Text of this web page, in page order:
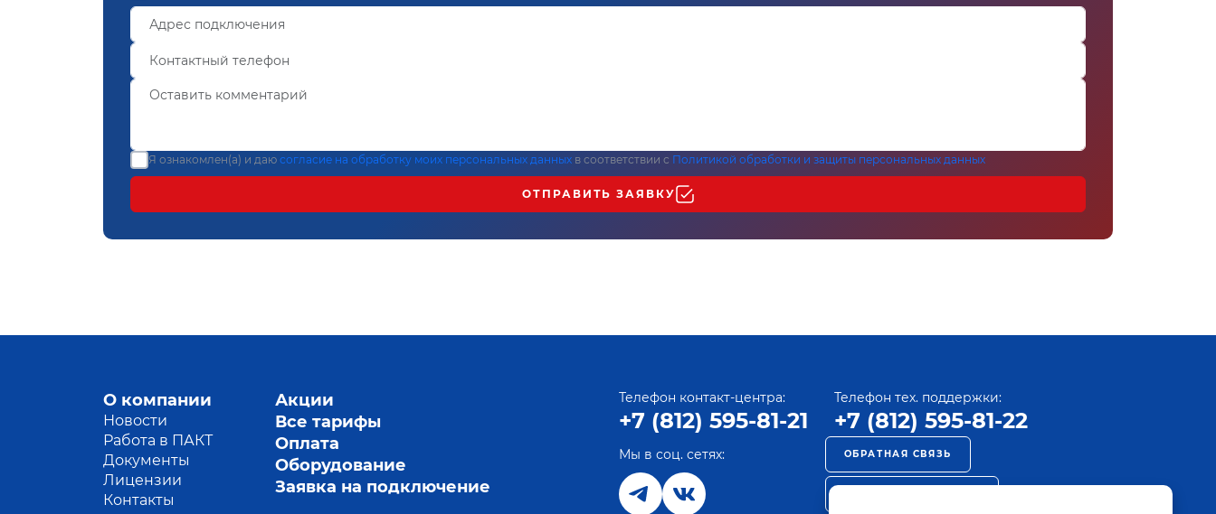
Я ознакомлен(а) и даю согласие на обработку моих персональных данных в соответствии с Политикой обработки и защиты персональных данных
ОТПРАВИТЬ ЗАЯВКУ
О компании
Новости
Работа в ПАКТ
Документы
Лицензии
Контакты
Акции
Все тарифы
Оплата
Оборудование
Заявка на подключение
Телефон контакт-центра:
+7 (812) 595-81-21
Телефон тех. поддержки:
+7 (812) 595-81-22
Мы в соц. сетях: ОБРАТНАЯ СВЯЗЬ